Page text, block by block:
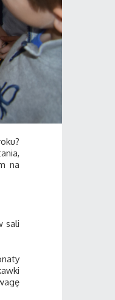
na
sali